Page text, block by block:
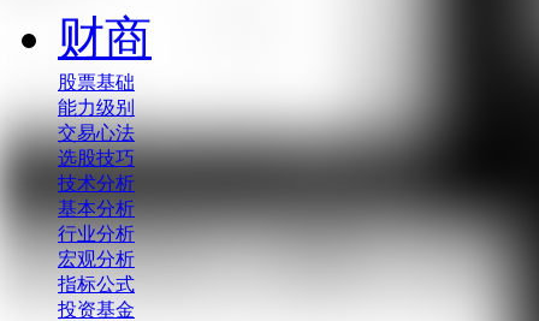
财商
股票基础
能力级别
交易心法
选股技巧
技术分析
基本分析
行业分析
宏观分析
指标公式
投资基金